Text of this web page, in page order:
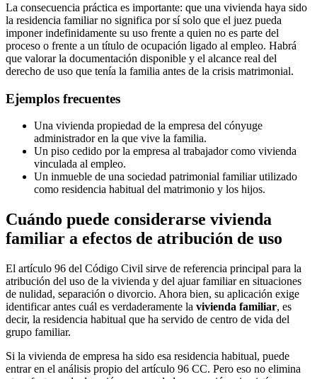
La consecuencia práctica es importante: que una vivienda haya sido
la residencia familiar no significa por sí solo que el juez pueda
imponer indefinidamente su uso frente a quien no es parte del
proceso o frente a un título de ocupación ligado al empleo. Habrá
que valorar la documentación disponible y el alcance real del
derecho de uso que tenía la familia antes de la crisis matrimonial.
Ejemplos frecuentes
Una vivienda propiedad de la empresa del cónyuge
administrador en la que vive la familia.
Un piso cedido por la empresa al trabajador como vivienda
vinculada al empleo.
Un inmueble de una sociedad patrimonial familiar utilizado
como residencia habitual del matrimonio y los hijos.
Cuándo puede considerarse vivienda
familiar a efectos de atribución de uso
El artículo 96 del Código Civil sirve de referencia principal para la
atribución del uso de la vivienda y del ajuar familiar en situaciones
de nulidad, separación o divorcio. Ahora bien, su aplicación exige
identificar antes cuál es verdaderamente la vivienda familiar, es
decir, la residencia habitual que ha servido de centro de vida del
grupo familiar.
Si la vivienda de empresa ha sido esa residencia habitual, puede
entrar en el análisis propio del artículo 96 CC. Pero eso no elimina